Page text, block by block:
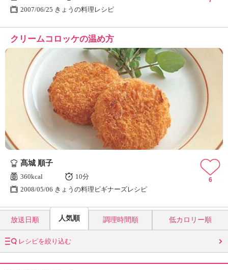
2007/06/25 きょうの料理レシピ
クリームコロッケの温め方
髙城 順子
360kcal
10分
2008/05/06 きょうの料理ビギナーズレシピ
6
放送日順 人気順 調理時間順 低カロリー順
レシピを絞り込む